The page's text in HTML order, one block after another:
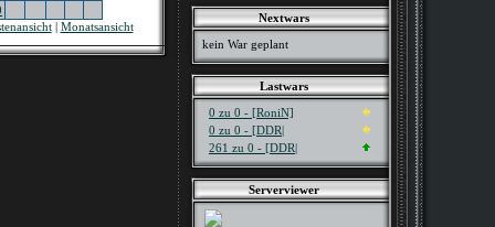
| Monatsansicht
Nextwars
kein War geplant
Lastwars
0 zu 0 - [RoniN]
0 zu 0 - [DDR|
261 zu 0 - [DDR|
Serverviewer